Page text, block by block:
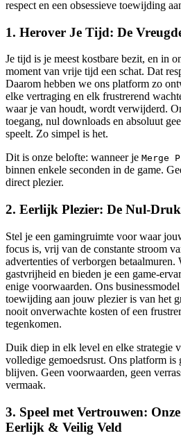
respect en een obsessieve toewijding
1. Herover Je Tijd: De
Je tijd is je meest kostbare bezit, en in
moment van vrije tijd een schat. Dat
Daarom hebben we ons platform zo
elke vertraging en elk frustrerend
waar je van houdt, wordt verwijderd.
toegang, nul downloads en absoluut
speelt. Zo simpel is het.
Dit is onze belofte: wanneer je Merge
binnen enkele seconden in de game.
direct plezier.
2. Eerlijk Plezier: De Nul-
Stel je een gamingruimte voor waar
focus is, vrij van de constante stroom
advertenties of verborgen betaalmuren.
gastvrijheid en bieden je een game-
enige voorwaarden. Ons
toewijding aan jouw plezier is van het
nooit onverwachte kosten of een
tegenkomen.
Duik diep in elk level en elke strategie
volledige gemoedsrust. Ons platform is
blijven. Geen voorwaarden, geen
vermaak.
3. Speel met Vertrouwen:
Eerlijk & Veilig Veld